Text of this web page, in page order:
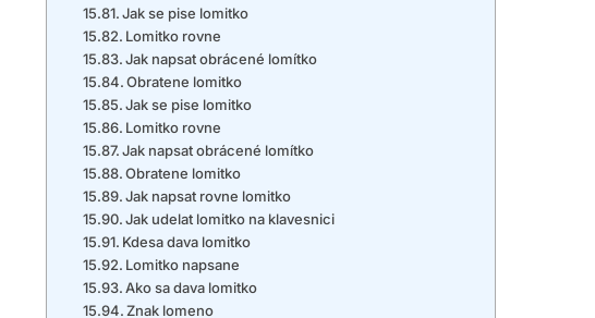
Jak se pise lomitko
Lomitko rovne
Jak napsat obrácené lomítko
Obratene lomitko
Jak se pise lomitko
Lomitko rovne
Jak napsat obrácené lomítko
Obratene lomitko
Jak napsat rovne lomitko
Jak udelat lomitko na klavesnici
Kdesa dava lomitko
Lomitko napsane
Ako sa dava lomitko
Znak lomeno